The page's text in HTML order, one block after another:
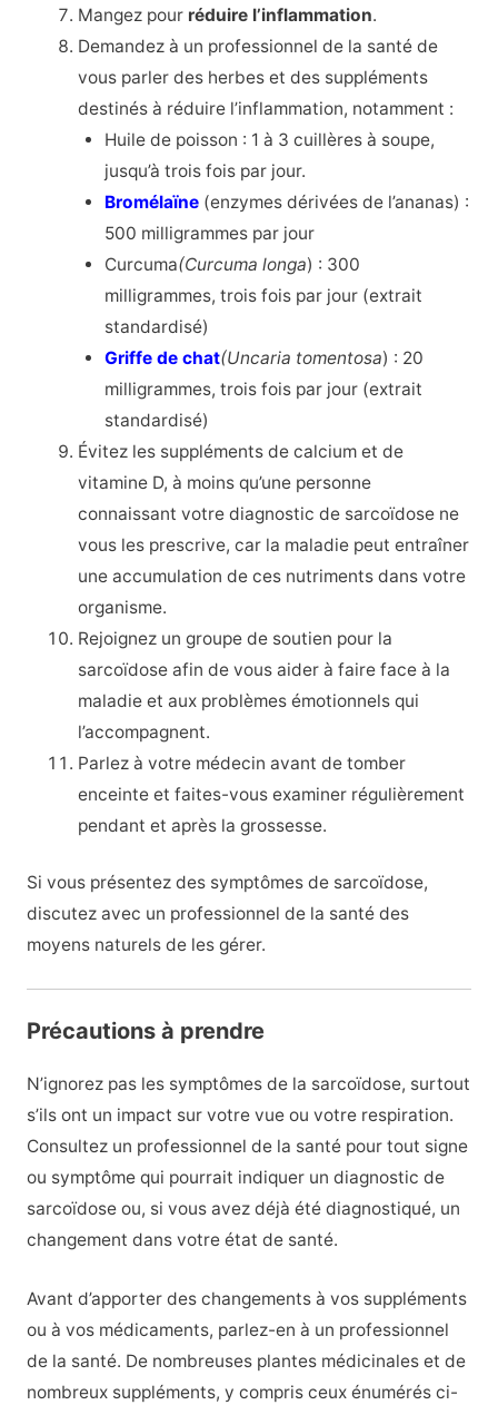
Mangez pour réduire l’inflammation.
Demandez à un professionnel de la santé de
vous parler des herbes et des suppléments
destinés à réduire l’inflammation, notamment :
Huile de poisson : 1 à 3 cuillères à soupe,
jusqu’à trois fois par jour.
Bromélaïne(enzymes dérivées de l’ananas) :
500 milligrammes par jour
Curcuma(Curcuma longa) : 300
milligrammes, trois fois par jour (extrait
standardisé)
Griffe de chat(Uncaria tomentosa) : 20
milligrammes, trois fois par jour (extrait
standardisé)
Évitez les suppléments de calcium et de
vitamine D, à moins qu’une personne
connaissant votre diagnostic de sarcoïdose ne
vous les prescrive, car la maladie peut entraîner
une accumulation de ces nutriments dans votre
organisme.
Rejoignez un groupe de soutien pour la
sarcoïdose afin de vous aider à faire face à la
maladie et aux problèmes émotionnels qui
l’accompagnent.
Parlez à votre médecin avant de tomber
enceinte et faites-vous examiner régulièrement
pendant et après la grossesse.
Si vous présentez des symptômes de sarcoïdose,
discutez avec un professionnel de la santé des
moyens naturels de les gérer.
Précautions à prendre
N’ignorez pas les symptômes de la sarcoïdose, surtout
s’ils ont un impact sur votre vue ou votre respiration.
Consultez un professionnel de la santé pour tout signe
ou symptôme qui pourrait indiquer un diagnostic de
sarcoïdose ou, si vous avez déjà été diagnostiqué, un
changement dans votre état de santé.
Avant d’apporter des changements à vos suppléments
ou à vos médicaments, parlez-en à un professionnel
de la santé. De nombreuses plantes médicinales et de
nombreux suppléments, y compris ceux énumérés ci-